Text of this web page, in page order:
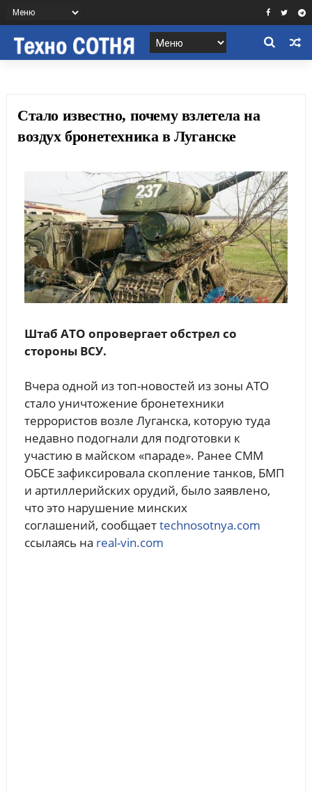
Стало известно, почему взлетела на
воздух бронетехника в Луганске
Штаб АТО опровергает обстрел со
стороны ВСУ.
Вчера одной из топ-новостей из зоны АТО
стало уничтожение бронетехники
террористов возле Луганска, которую туда
недавно подогнали для подготовки к
участию в майском «параде». Ранее СММ
ОБСЕ зафиксировала скопление танков, БМП
и артиллерийских орудий, было заявлено,
что это нарушение минских
соглашений, сообщаетtechnosotnya.com
ссылаясь на real-vin.com